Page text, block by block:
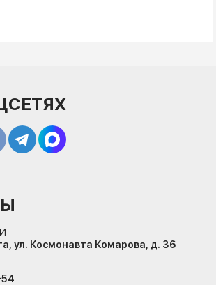
ул. Космонавта Комарова, д. 36